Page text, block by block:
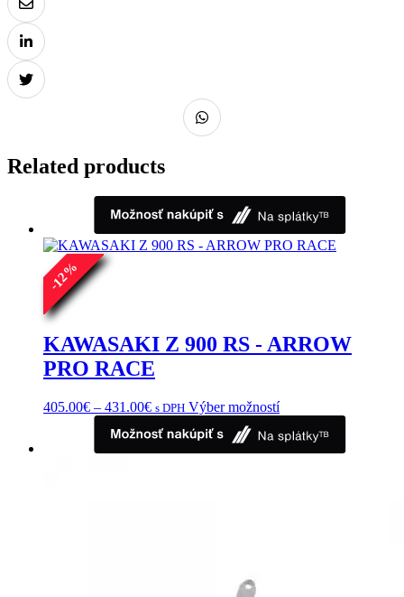
Related products
-
12
%
KAWASAKI Z 900 RS - ARROW
PRO RACE
405.00€ – 431.00€Price
405.00€
through
s DPH Výber možnostíTento
má
viacero